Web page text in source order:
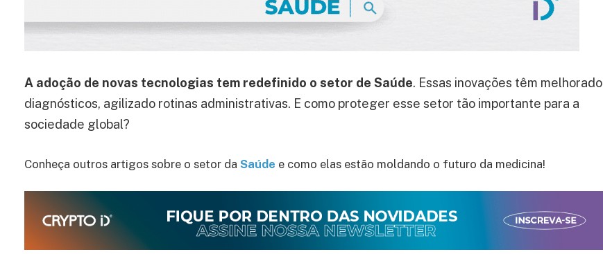
A adoção de novas tecnologias tem redefinido o setor de Saúde. Essas inovações têm melhorado
diagnósticos, agilizado rotinas administrativas. E como proteger esse setor tão importante para a
sociedade global?
Conheça outros artigos sobre o setor da Saúde e como elas estão moldando o futuro da medicina!